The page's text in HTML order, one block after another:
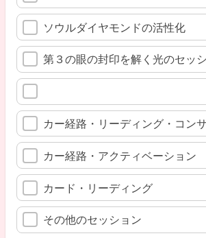
ソウルダイヤモンドの活性化
第３の眼の封印を解く光のセッ
カー経路・リーディング・コン
カー経路・アクティベーション
カード・リーディング
その他のセッション